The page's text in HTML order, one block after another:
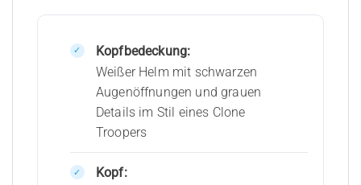
Kopfbedeckung:
Weißer Helm mit schwarzen
Augenöffnungen und grauen
Details im Stil eines Clone
Troopers
Kopf: